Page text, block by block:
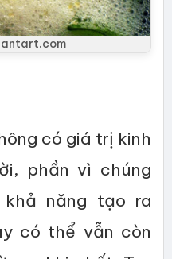
có giá trị kinh
phần vì chúng
năng tạo ra
có thể vẫn còn